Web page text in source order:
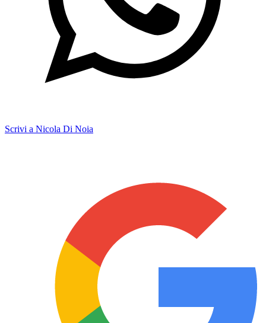
Scrivi a Nicola Di Noia